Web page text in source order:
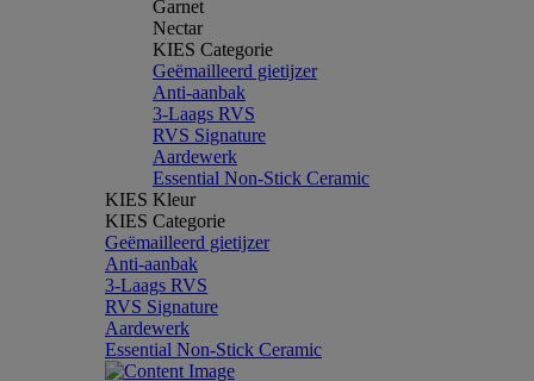
Garnet
Nectar
KIES Categorie
Geëmailleerd gietijzer
Anti-aanbak
3-Laags RVS
RVS Signature
Aardewerk
Essential Non-Stick Ceramic
KIES Kleur
KIES Categorie
Geëmailleerd gietijzer
Anti-aanbak
3-Laags RVS
RVS Signature
Aardewerk
Essential Non-Stick Ceramic